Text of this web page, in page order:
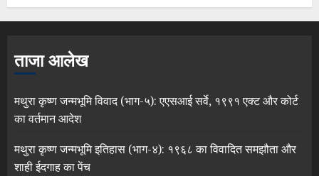
ताजा आलेख
मथुरा कृष्ण जन्मभूमि विवाद (भाग-५): एएसआई सर्वे, १९९१ एक्ट और कोर्ट
का वर्तमान आदेश
मथुरा कृष्ण जन्मभूमि इतिहास (भाग-४): १९६८ का विवादित समझौता और
शाही ईदगाह का पेंच